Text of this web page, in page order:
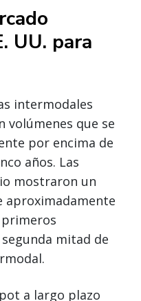
UU. para
intermodales
volúmenes que se
por encima de
años. Las
mostraron un
aproximadamente
primeros
mitad de
a largo plazo